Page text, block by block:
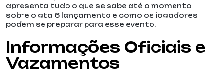
apresenta tudo o que se sabe até o momento
sobre o gta 6 lançamento e como os jogadores
podem se preparar para esse evento.
Informações Oficiais e
Vazamentos